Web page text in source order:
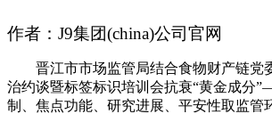
作者：J9集团(china)公司官网
晋江市市场监管局结合食物财产链党
治约谈暨标签标识培训会抗衰“黄金成分
制、焦点功能、研究进展、平安性取监管